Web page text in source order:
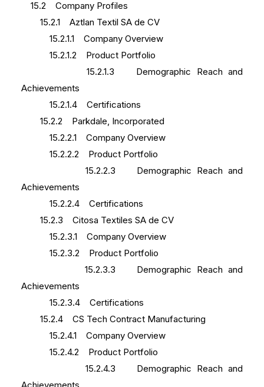
15.2 Company Profiles
15.2.1 Aztlan Textil SA de CV
15.2.1.1 Company Overview
15.2.1.2 Product Portfolio
15.2.1.3 Demographic Reach and
Achievements
15.2.1.4 Certifications
15.2.2 Parkdale, Incorporated
15.2.2.1 Company Overview
15.2.2.2 Product Portfolio
15.2.2.3 Demographic Reach and
Achievements
15.2.2.4 Certifications
15.2.3 Citosa Textiles SA de CV
15.2.3.1 Company Overview
15.2.3.2 Product Portfolio
15.2.3.3 Demographic Reach and
Achievements
15.2.3.4 Certifications
15.2.4 CS Tech Contract Manufacturing
15.2.4.1 Company Overview
15.2.4.2 Product Portfolio
15.2.4.3 Demographic Reach and